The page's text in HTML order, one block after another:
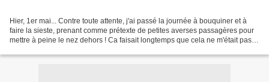
Hier, 1er mai... Contre toute attente, j'ai passé la journée à bouquiner et à
faire la sieste, prenant comme prétexte de petites averses passagères pour
mettre à peine le nez dehors ! Ca faisait longtemps que cela ne m'était pas